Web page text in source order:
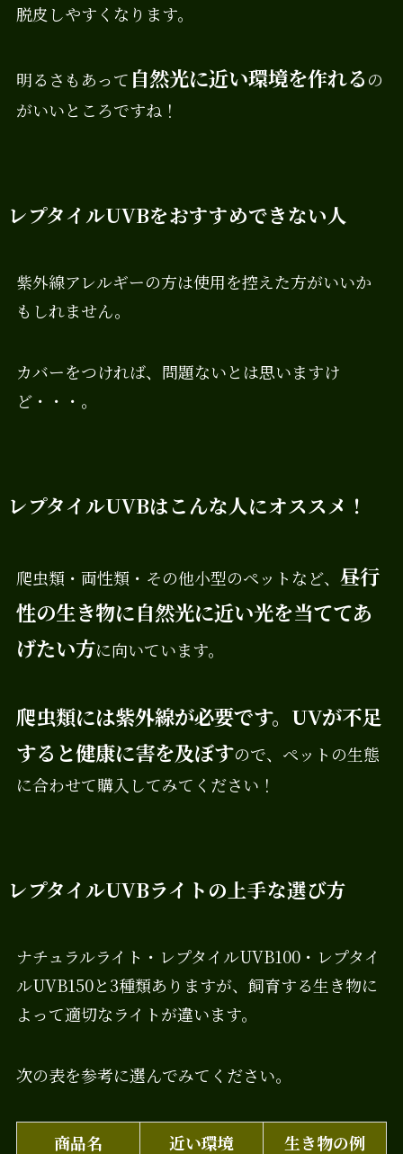
脱皮しやすくなります。
明るさもあって 自然光に近い環境を作れるの
がいいところですね！
レプタイルUVBをおすすめできない人
紫外線アレルギーの方は使用を控えた方がいいか
もしれません。
カバーをつければ、問題ないとは思いますけ
ど・・・。
レプタイルUVBはこんな人にオススメ！
爬虫類・両性類・その他小型のペットなど、 昼行
性の生き物に自然光に近い光を当ててあ
げたい方に向いています。
爬虫類には紫外線が必要です。UVが不足
すると健康に害を及ぼすので、ペットの生態
に合わせて購入してみてください！
レプタイルUVBライトの上手な選び方
ナチュラルライト・レプタイルUVB100・レプタイ
ルUVB150と3種類ありますが、飼育する生き物に
よって適切なライトが違います。
次の表を参考に選んでみてください。
商品名 近い環境 生き物の例